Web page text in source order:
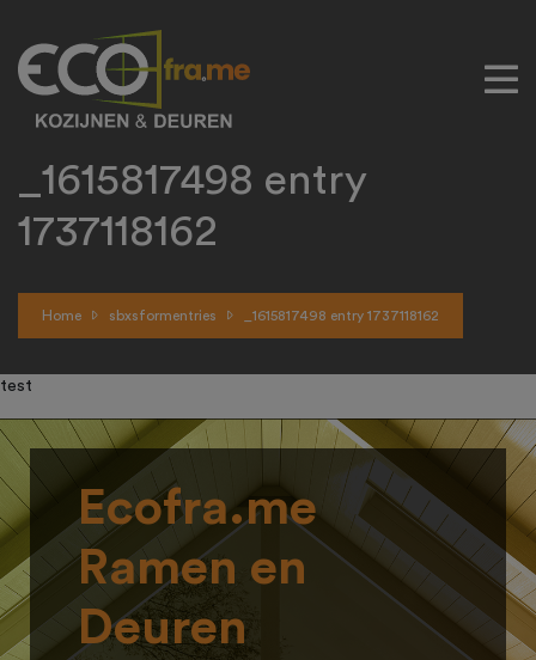
_1615817498 entry
1737118162
Home sbxsformentries _1615817498 entry 1737118162
test
Ecofra.me
Ramen en
Deuren